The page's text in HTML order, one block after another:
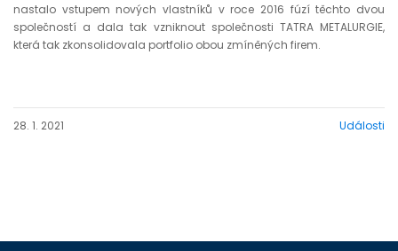
nastalo vstupem nových vlastníků v roce 2016 fúzí těchto dvou
společností a dala tak vzniknout společnosti TATRA METALURGIE,
která tak zkonsolidovala portfolio obou zmíněných firem.
28. 1. 2021 Události